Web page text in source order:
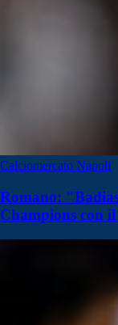
Calciomercato Napoli
Romano:
Champions con